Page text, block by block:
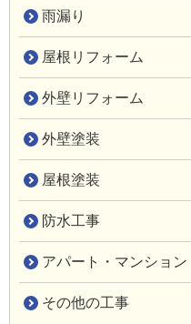
雨漏り
屋根リフォーム
外壁リフォーム
外壁塗装
屋根塗装
防水工事
アパート・マンション
その他の工事